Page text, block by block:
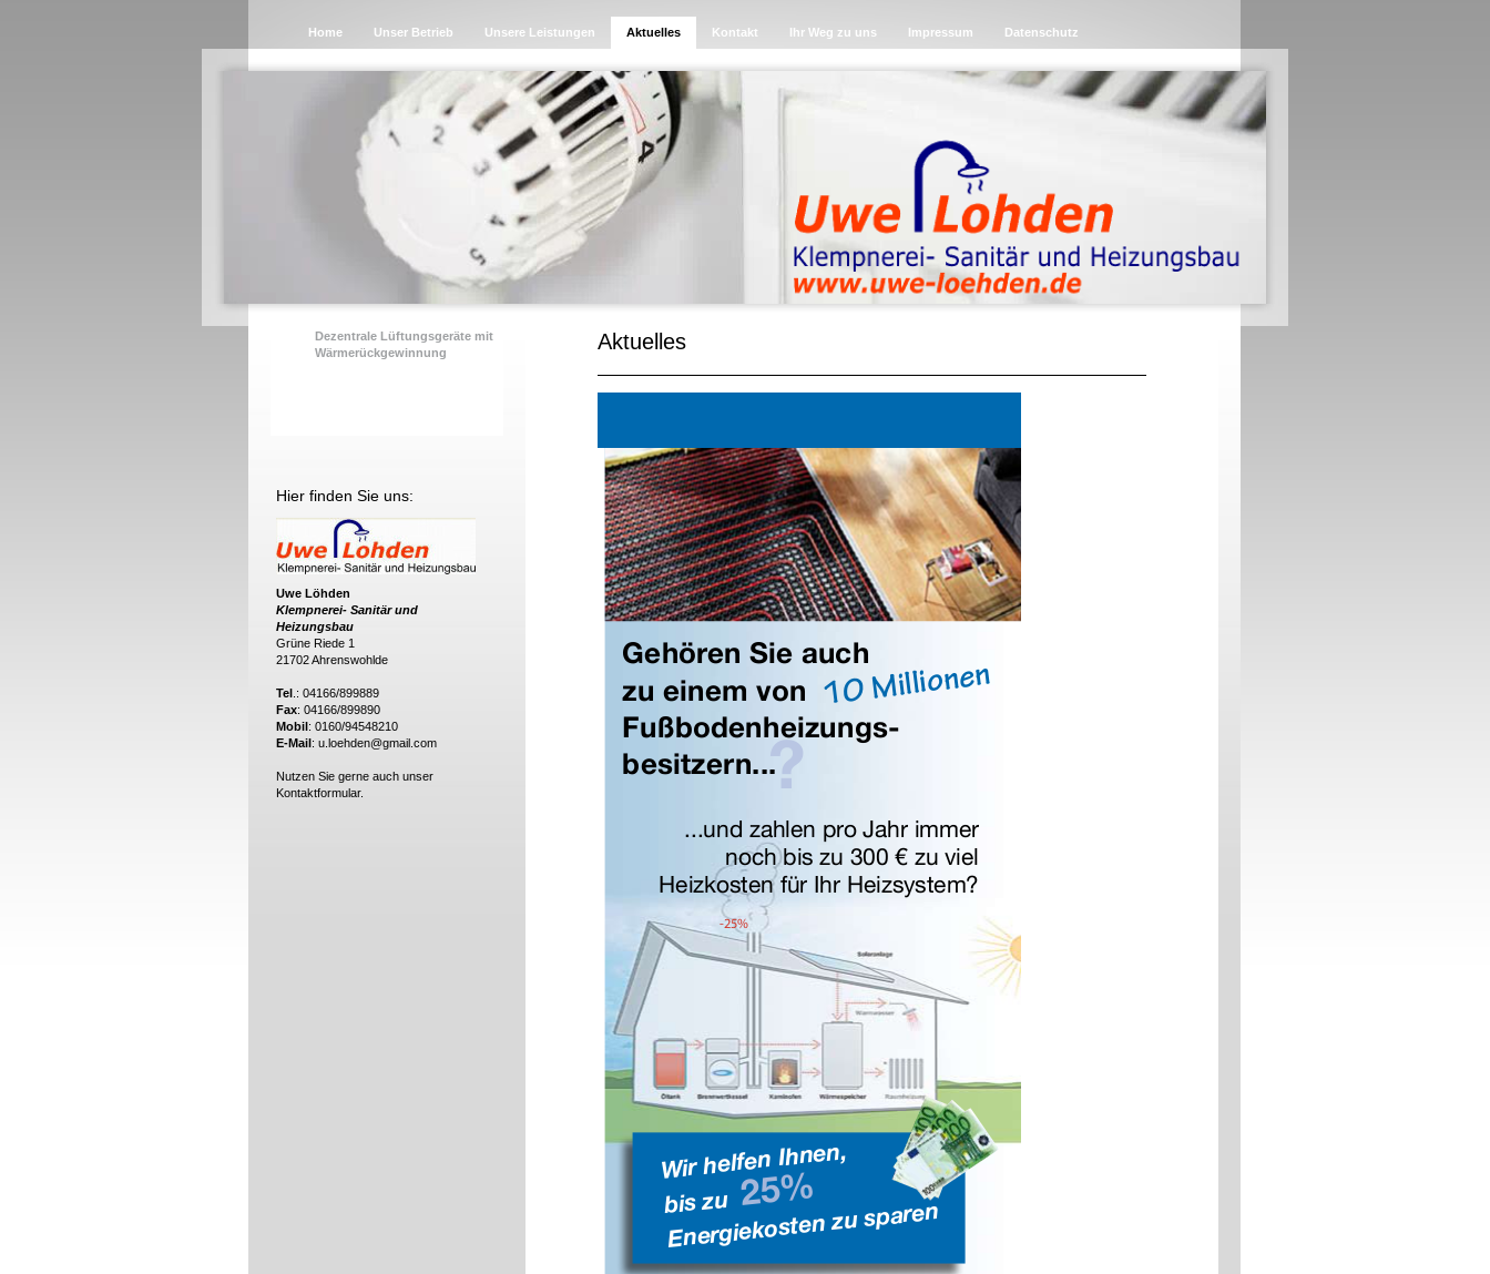
Home Unser Betrieb Unsere Leistungen Aktuelles Kontakt Ihr Weg zu uns Impressum Datenschutz
Dezentrale Lüftungsgeräte mit
Wärmerückgewinnung
Hier finden Sie uns:
Uwe Löhden
Klempnerei- Sanitär und
Heizungsbau
Grüne Riede 1
21702 Ahrenswohlde
Tel .: 04166/899889
Fax: 04166/899890
Mobil: 0160/94548210
E-Mail: u.loehden@gmail.com
Nutzen Sie gerne auch unser
Kontaktformular.
Aktuelles